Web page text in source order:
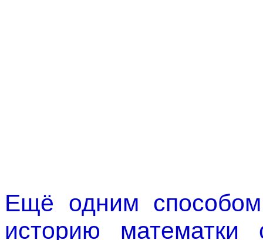
Ещё одним
историю математки